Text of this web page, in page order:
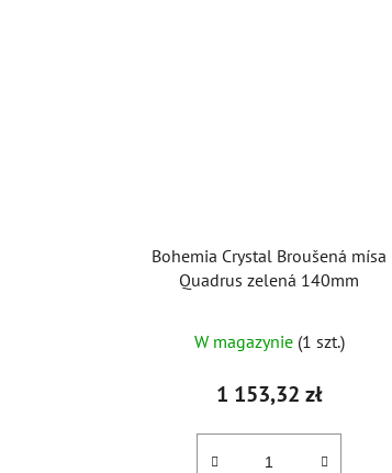
Bohemia Crystal Broušená mísa
Quadrus zelená 140mm
W magazynie (1 szt.)
1 153,32 zł